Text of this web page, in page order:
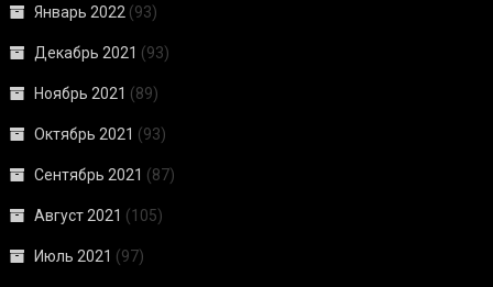
Январь 2022 (93)
Декабрь 2021 (93)
Ноябрь 2021 (89)
Октябрь 2021 (93)
Сентябрь 2021 (87)
Август 2021 (105)
Июль 2021 (97)